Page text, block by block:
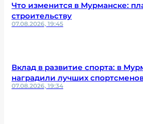
Что изменится в Мурманске:
строительству
07.08.2026, 19:45
Вклад в развитие спорта: в
наградили лучших
07.08.2026, 19:34